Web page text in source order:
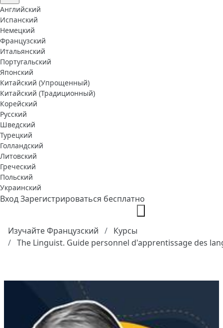
Английский
Испанский
Немецкий
Французский
Итальянский
Португальский
Японский
Китайский (Упрощенный)
Китайский (Традиционный)
Корейский
Русский
Шведский
Турецкий
Голландский
Литовский
Греческий
Польский
Украинский
ВходЗарегистрироваться бесплатно
Изучайте Французский
Курсы
The Linguist. Guide personnel d'apprentissage des